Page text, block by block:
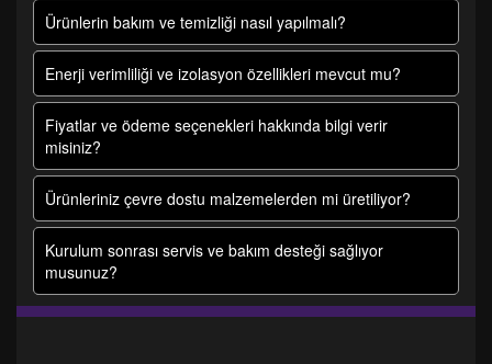
Ürünlerin bakım ve temizliği nasıl yapılmalı?
Enerji verimliliği ve izolasyon özellikleri mevcut mu?
Fiyatlar ve ödeme seçenekleri hakkında bilgi verir
misiniz?
Ürünleriniz çevre dostu malzemelerden mi üretiliyor?
Kurulum sonrası servis ve bakım desteği sağlıyor
musunuz?